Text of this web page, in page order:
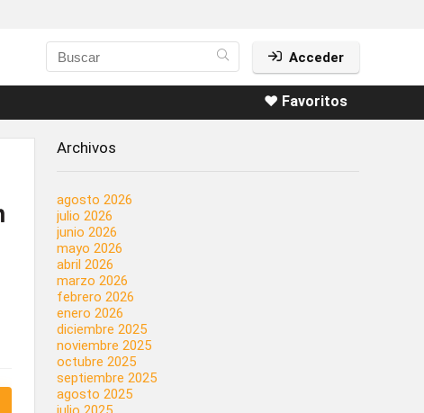
Acceder
❤️ Favoritos
Archivos
agosto 2026
julio 2026
junio 2026
mayo 2026
abril 2026
marzo 2026
febrero 2026
enero 2026
diciembre 2025
noviembre 2025
octubre 2025
septiembre 2025
agosto 2025